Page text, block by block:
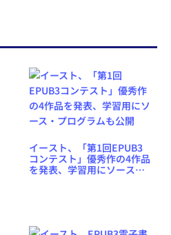
イースト、「第1回EPUB3
コンテスト」優秀作の4作品
を発表、学習用にソース・